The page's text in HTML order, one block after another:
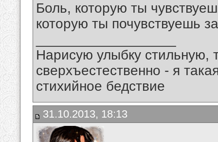
Боль, которую ты
которую ты почувствуешь
Нарисую улыбку стильную,
сверхъестественно - я
стихийное бедствие
31.10.2013, 18:13